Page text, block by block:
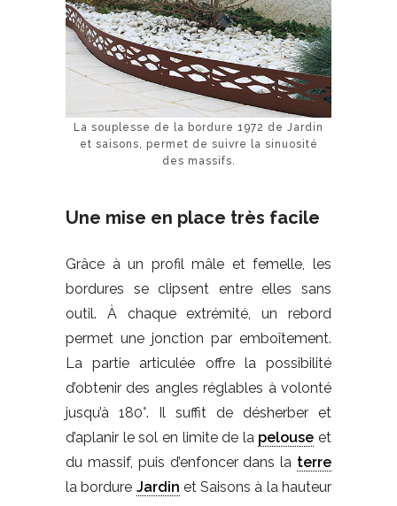
La souplesse de la bordure 1972 de Jardin
et saisons, permet de suivre la sinuosité
des massifs.
Une mise en place très facile
Grâce à un profil mâle et femelle, les
bordures se clipsent entre elles sans
outil. À chaque extrémité, un rebord
permet une jonction par emboîtement.
La partie articulée offre la possibilité
d’obtenir des angles réglables à volonté
jusqu’à 180°. Il suffit de désherber et
d’aplanir le sol en limite de la pelouse et
du massif, puis d’enfoncer dans la terre
la bordure Jardin et Saisons à la hauteur